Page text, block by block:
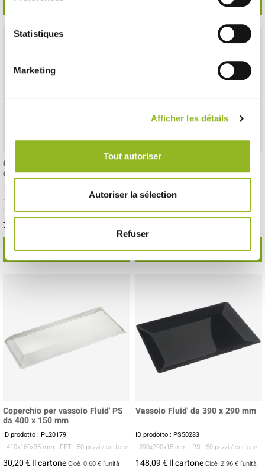
Statistiques
Marketing
Afficher les détails
Tout autoriser
Autoriser la sélection
Refuser
Coperchio per vassoio in ardesia
da 295 x 195 mm
ID prodotto : PS36519
- 300x200x52 mm
- 100 pezzi /
cartone
75,88 € Il cartone
SCOPRI DI PIÙ
Vassoio Fluid' da 400 x 150 mm
- 400x150x15 mm
SCOPRI DI PIÙ
Coperchio per vassoio Fluid' PS
da 400 x 150 mm
ID prodotto : PL20179
- 410x160x35 mm - PET - 50 pezzi / cartone
30,20 € Il cartoneCioè 0.60 € l'unità
Vassoio Fluid' da 390 x 290 mm
ID prodotto : PS50283
- 390x290x15 mm - PS - 50 pezzi / cartone
148,09 € Il cartoneCioè 2.96 € l'unità